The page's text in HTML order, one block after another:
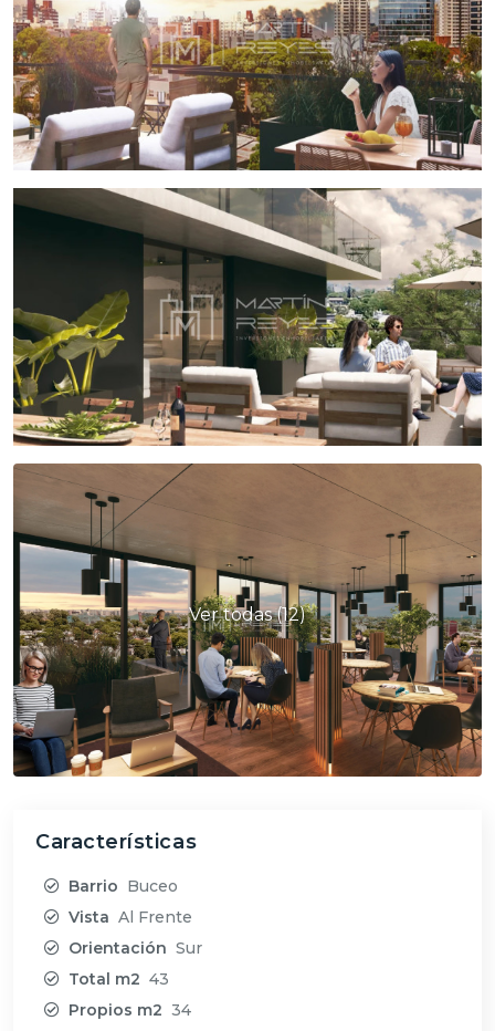
Ver todas (12)
Características
Barrio Buceo
Vista Al Frente
Orientación Sur
Total m2 43
Propios m2 34